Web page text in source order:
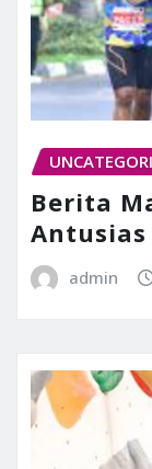
Berita
Antusias
admin